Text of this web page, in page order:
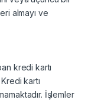
almayı ve
kredi kartı
kartı
İşlemler